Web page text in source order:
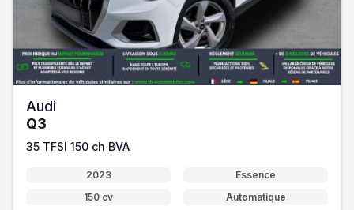
Audi
Q3
35 TFSI 150 ch BVA
2023
Essence
150 cv
Automatique